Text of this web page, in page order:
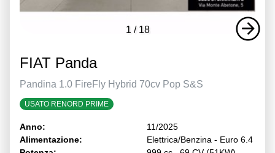
1 / 18
FIAT Panda
Pandina 1.0 FireFly Hybrid 70cv Pop S&S
USATO RENORD PRIME
Anno:
11/2025
Alimentazione:
Elettrica/Benzina - Euro 6.4